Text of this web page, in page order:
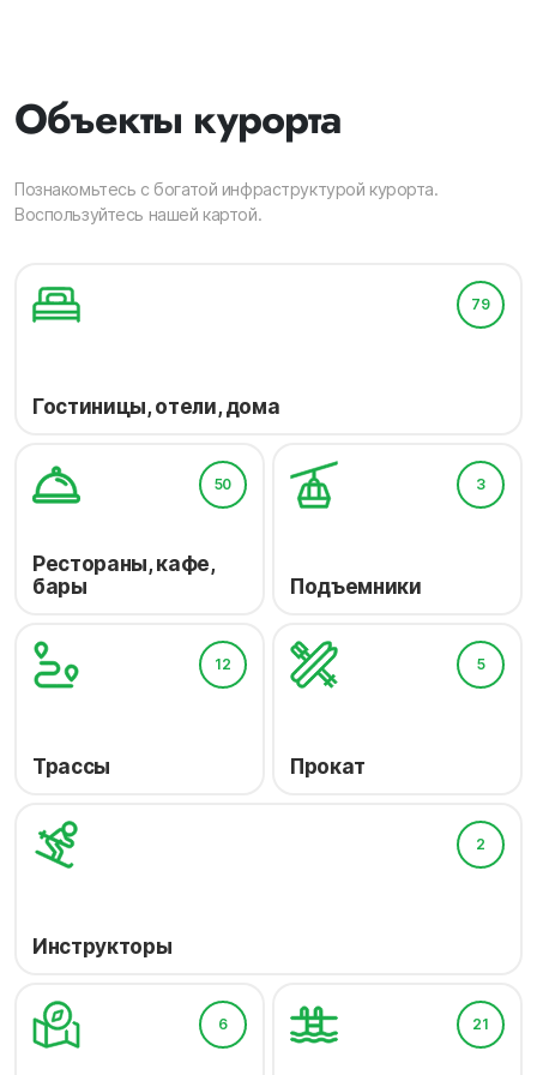
Объекты курорта
Познакомьтесь с богатой инфраструктурой курорта.
Воспользуйтесь нашей картой.
79
Гостиницы, отели, дома
50
Рестораны, кафе,
бары
3
Подъемники
12
Трассы
5
Прокат
2
Инструкторы
6 21